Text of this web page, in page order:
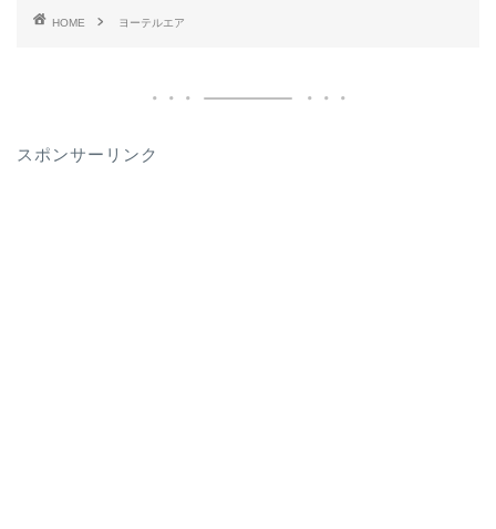
HOME ヨーテルエア
スポンサーリンク